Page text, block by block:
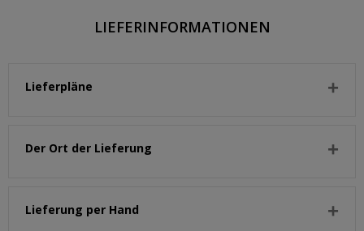
LIEFERINFORMATIONEN
Lieferpläne
Der Ort der Lieferung
Lieferung per Hand